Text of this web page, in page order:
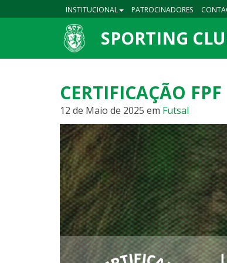
INSTITUCIONAL PATROCINADORES
SPORTING
CERTIFICAÇÃO FPF
12 de Maio de 2025 em Futsal